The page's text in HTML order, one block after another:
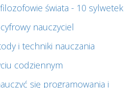
świata - 10 sylwetek
nauczyciel
i techniki nauczania
codziennym
się programowania i